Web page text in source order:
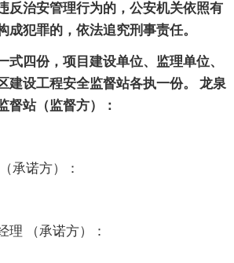
反治安管理行为的，公安机关依照有
成犯罪的，依法追究刑事责任。
式四份，项目建设单位、监理单位、
建设工程安全监督站各执一份。 龙泉
督站（监督方）：
承诺方）：
理 （承诺方）：